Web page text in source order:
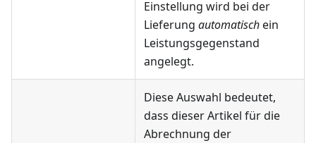
Einstellung wird bei der
Lieferung automatischein
Leistungsgegenstand
angelegt.
Diese Auswahl bedeutet,
dass dieser Artikel für die
Abrechnung der